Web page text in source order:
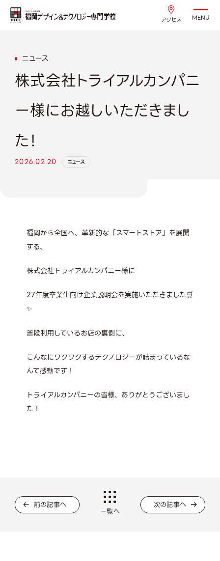
アクセス MENU
ニュース
株式会社トライアルカンパニ
ー様にお越しいただきまし
た！
2026.02.20 ニュース
福岡から全国へ、革新的な「スマートストア」を展開
する、
株式会社トライアルカンパニー様に
27年度卒業生向け企業説明会を実施いただきました🛒
✨
普段利用しているお店の裏側に、
こんなにワクワクするテクノロジーが詰まっているな
んて感動です！
トライアルカンパニーの皆様、ありがとうございまし
た！
前の記事へ
一覧へ
次の記事へ